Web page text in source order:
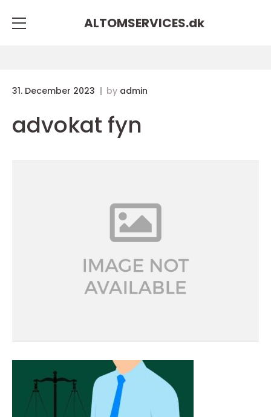
ALTOMSERVICES.dk
31. December 2023 by admin
advokat fyn